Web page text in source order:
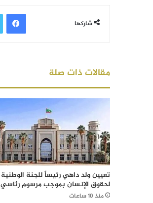
شاركها
فيسبوك
مقالات ذات صلة
تعيين ولد داهي رئيساً للجنة الوطنية
لحقوق الإنسان بموجب مرسوم رئاسي
منذ 10 ساعات